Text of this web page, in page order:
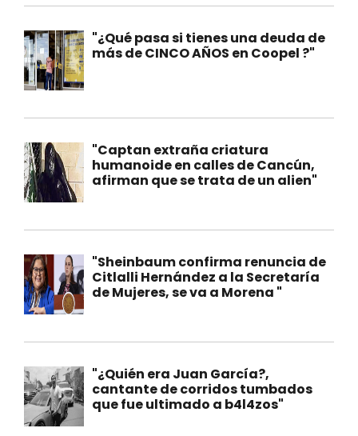
"¿Qué pasa si tienes una deuda de
más de CINCO AÑOS en Coopel ?"
"Captan extraña criatura
humanoide en calles de Cancún,
afirman que se trata de un alien"
"Sheinbaum confirma renuncia de
Citlalli Hernández a la Secretaría
de Mujeres, se va a Morena "
"¿Quién era Juan García?,
cantante de corridos tumbados
que fue ultimado a b4l4zos"